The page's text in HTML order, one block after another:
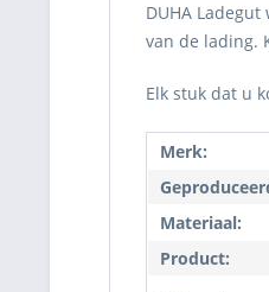
DUHA
van de lading.
Elk stuk dat u
Merk:
Materiaal:
Product: